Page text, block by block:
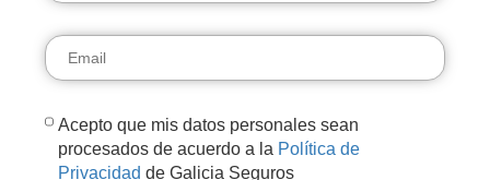
Acepto que mis datos personales sean
procesados de acuerdo a la Política de
Privacidadde Galicia Seguros